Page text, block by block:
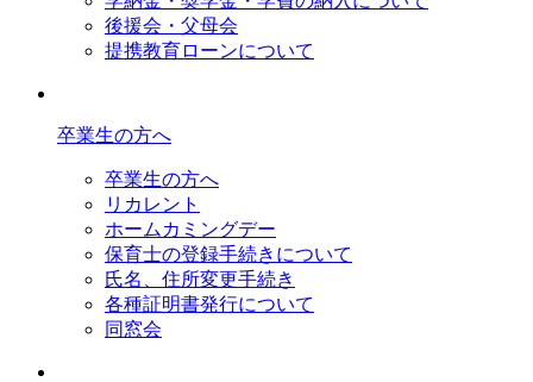
後援会・父母会
提携教育ローンについて
卒業生の方へ
卒業生の方へ
リカレント
ホームカミングデー
保育士の登録手続きについて
氏名、住所変更手続き
各種証明書発行について
同窓会